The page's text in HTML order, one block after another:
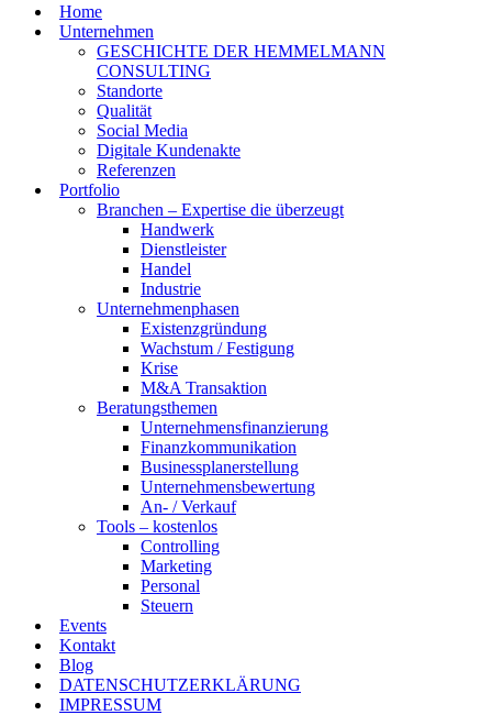
Home
Unternehmen
GESCHICHTE DER HEMMELMANN
CONSULTING
Standorte
Qualität
Social Media
Digitale Kundenakte
Referenzen
Portfolio
Branchen – Expertise die überzeugt
Handwerk
Dienstleister
Handel
Industrie
Unternehmenphasen
Existenzgründung
Wachstum / Festigung
Krise
M&A Transaktion
Beratungsthemen
Unternehmensfinanzierung
Finanzkommunikation
Businessplanerstellung
Unternehmensbewertung
An- / Verkauf
Tools – kostenlos
Controlling
Marketing
Personal
Steuern
Events
Kontakt
Blog
DATENSCHUTZERKLÄRUNG
IMPRESSUM